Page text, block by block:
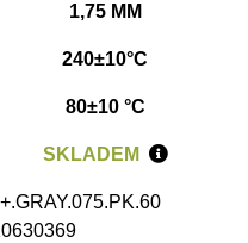
1,75 MM
240±10°C
80±10 °C
SKLADEM